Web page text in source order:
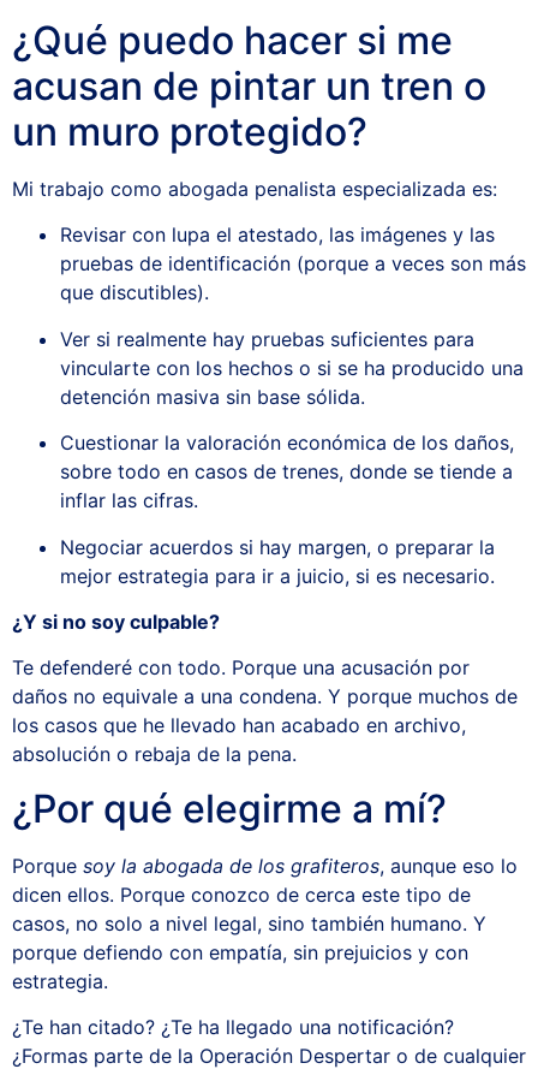
¿Qué puedo hacer si me
acusan de pintar un tren o
un muro protegido?
Mi trabajo como abogada penalista especializada es:
Revisar con lupa el atestado, las imágenes y las
pruebas de identificación (porque a veces son más
que discutibles).
Ver si realmente hay pruebas suficientes para
vincularte con los hechos o si se ha producido una
detención masiva sin base sólida.
Cuestionar la valoración económica de los daños,
sobre todo en casos de trenes, donde se tiende a
inflar las cifras.
Negociar acuerdos si hay margen, o preparar la
mejor estrategia para ir a juicio, si es necesario.
¿Y si no soy culpable?
Te defenderé con todo. Porque una acusación por
daños no equivale a una condena. Y porque muchos de
los casos que he llevado han acabado en archivo,
absolución o rebaja de la pena.
¿Por qué elegirme a mí?
Porque soy la abogada de los grafiteros, aunque eso lo
dicen ellos. Porque conozco de cerca este tipo de
casos, no solo a nivel legal, sino también humano. Y
porque defiendo con empatía, sin prejuicios y con
estrategia.
¿Te han citado? ¿Te ha llegado una notificación?
¿Formas parte de la Operación Despertar o de cualquier